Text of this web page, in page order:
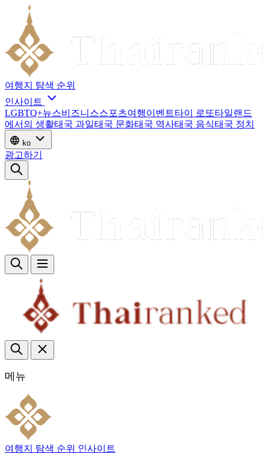
여행지 탐색 순위
인사이트
LGBTQ+뉴스비즈니스스포츠여행이벤트타이 로또타일랜드
에서의 생활태국 과일태국 문화태국 역사태국 음식태국 정치
ko
광고하기
메뉴
여행지 탐색 순위 인사이트